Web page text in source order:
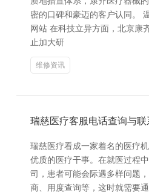
密的口碑和豪迈的客户认同。
网站 在科技立异方面，北京康
止加大研
维修资讯
瑞慈医疗客服电话查询与联
瑞慈医疗看成一家着名的医疗
优质的医疗干事。在就医过程
司，患者可能会际遇多样问题
商、用度查询等，这时就需要